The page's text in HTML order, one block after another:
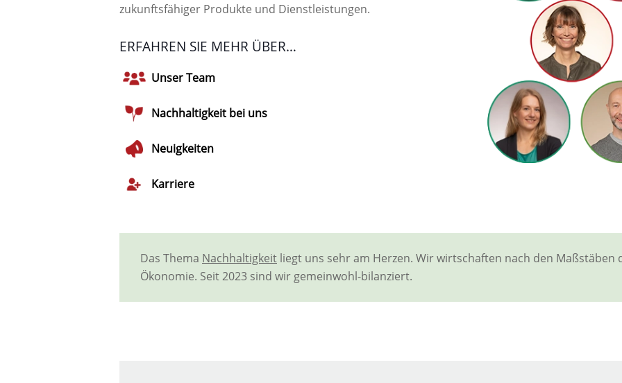
zukunftsfähiger Produkte und Dienstleistungen.
ERFAHREN SIE MEHR ÜBER…
Unser Team
Nachhaltigkeit bei uns
Neuigkeiten
Karriere
Das Thema Nachhaltigkeit liegt uns sehr am Herzen. Wir wirtschaften nach den Maßstäben
Ökonomie. Seit 2023 sind wir gemeinwohl-bilanziert.